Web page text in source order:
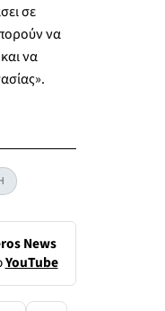
σε
να
να
News
YouTube